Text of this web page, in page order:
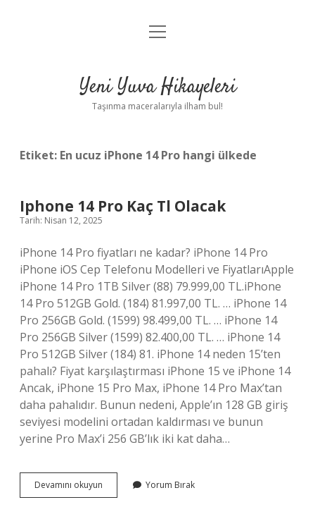
Anasayfa
Yasal Uyarı
menüyü
Yeni Yuva Hikayeleri
Taşınma maceralarıyla ilham bul!
Etiket: En ucuz iPhone 14 Pro hangi ülkede
Iphone 14 Pro Kaç Tl Olacak
Tarih: Nisan 12, 2025
iPhone 14 Pro fiyatları ne kadar? iPhone 14 Pro
iPhone iOS Cep Telefonu Modelleri ve FiyatlarıApple
iPhone 14 Pro 1TB Silver (88) 79.999,00 TL.iPhone
14 Pro 512GB Gold. (184) 81.997,00 TL. … iPhone 14
Pro 256GB Gold. (1599) 98.499,00 TL. … iPhone 14
Pro 256GB Silver (1599) 82.400,00 TL. … iPhone 14
Pro 512GB Silver (184) 81. iPhone 14 neden 15’ten
pahalı? Fiyat karşılaştırması iPhone 15 ve iPhone 14
Ancak, iPhone 15 Pro Max, iPhone 14 Pro Max’tan
daha pahalıdır. Bunun nedeni, Apple’ın 128 GB giriş
seviyesi modelini ortadan kaldırması ve bunun
yerine Pro Max’i 256 GB’lık iki kat daha…
Devamını okuyun
14
Yorum Bırak